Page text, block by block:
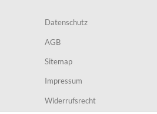
Datenschutz
AGB
Sitemap
Impressum
Widerrufsrecht